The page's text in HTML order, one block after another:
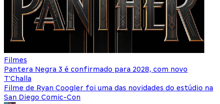
Filmes
Pantera Negra 3 é confirmado para 2028, com novo
T'Challa
Filme de Ryan Coogler foi uma das novidades do estúdio na
San Diego Comic-Con